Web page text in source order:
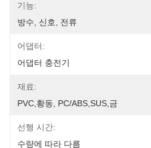
기능:
방수, 신호, 전류
어댑터:
어댑터 충전기
재료:
PVC,황동, PC/ABS,SUS,금
선행 시간:
수량에 따라 다름